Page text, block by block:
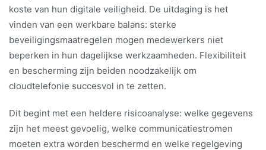
koste van hun digitale veiligheid. De uitdaging is het
vinden van een werkbare balans: sterke
beveiligingsmaatregelen mogen medewerkers niet
beperken in hun dagelijkse werkzaamheden. Flexibiliteit
en bescherming zijn beiden noodzakelijk om
cloudtelefonie succesvol in te zetten.
Dit begint met een heldere risicoanalyse: welke gegevens
zijn het meest gevoelig, welke communicatiestromen
moeten extra worden beschermd en welke regelgeving